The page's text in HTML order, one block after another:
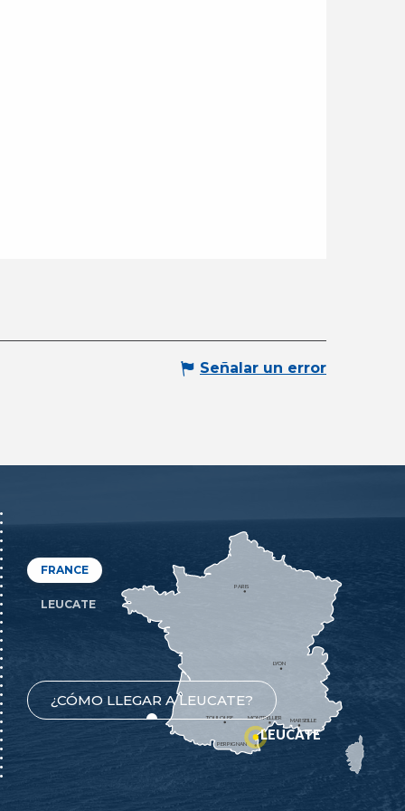
Señalar un error
FRANCE
LEUCATE
¿CÓMO LLEGAR A LEUCATE?
MONTPELLIER
PERPIGNAN
MARSEILLE
TOULOUSE
LYON
PARIS
LEUCATE